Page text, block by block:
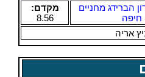
הברידג מחניים
חיפה
מקדם:
8.56
אריה